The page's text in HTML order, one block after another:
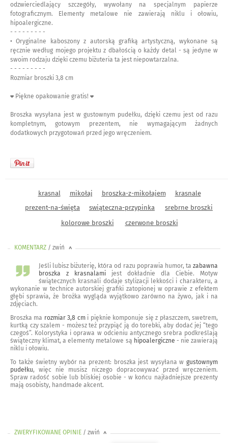
odzwierciedlający szczegóły, wywołany na specjalnym papierze
fotograficznym. Elementy metalowe nie zawierają niklu i ołowiu,
hipoalergiczne.
- - - - - - - - -
• Oryginalne kaboszony z autorską grafiką artystyczną, wykonane są
ręcznie według mojego projektu z dbałością o każdy detal - są jedyne w
swoim rodzaju dzięki czemu biżuteria ta jest niepowtarzalna.
- - - - - - - - -
Rozmiar broszki 3,8 cm
❤ Piękne opakowanie gratis! ❤
Broszka wysyłana jest w gustownym pudełku, dzięki czemu jest od razu
kompletnym, gotowym prezentem, nie wymagającym żadnych
dodatkowych przygotowań przed jego wręczeniem.
krasnal mikołaj broszka-z-mikołajem
krasnale
prezent-na-święta
swiąteczna-przypinka
srebrne broszki
kolorowe broszki
czerwone broszki
KOMENTARZ / zwiń <
Jeśli lubisz biżuterię, która od razu poprawia humor, ta zabawna
broszka z krasnalami jest dokładnie dla Ciebie. Motyw
świątecznych krasnali dodaje stylizacji lekkości i charakteru, a
wykonanie w technice autorskiej grafiki zatopionej w oprawie z efektem
głębi sprawia, że brożka wygląda wyjątkowo zarówno na żywo, jak i na
zdjęciach.
Broszka ma rozmiar 3,8 cmi pięknie komponuje się z płaszczem, swetrem,
kurtką czy szalem - możesz też przypiąć ją do torebki, aby dodać jej “tego
czegoś”. Kolorystyka i oprawa w odcieniu antycznego srebra podkreślają
świąteczny klimat, a elementy metalowe są hipoalergiczne - nie zawierają
niklu i ołowiu.
To także świetny wybór na prezent: broszka jest wysyłana w gustownym
pudełku, więc nie musisz niczego dopracowywać przed wręczeniem.
Spraw radość sobie lub bliskiej osobie - w końcu najładniejsze prezenty
mają osobisty, handmade akcent.
ZWERYFIKOWANE OPINIE / zwiń >